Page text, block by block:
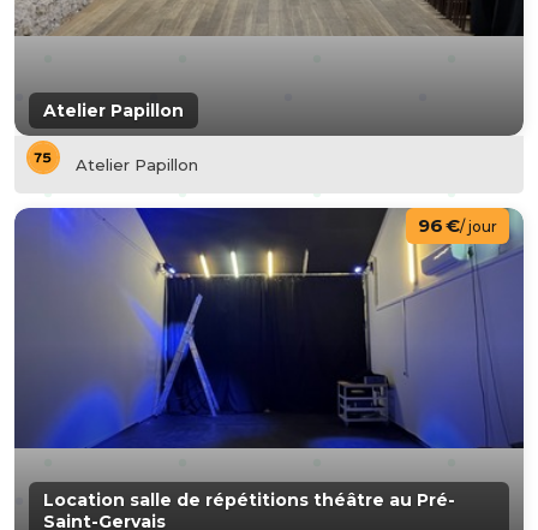
Atelier Papillon
Atelier Papillon
Location salle de répétitions théâtre au Pré-
Saint-Gervais
96 €/ jour